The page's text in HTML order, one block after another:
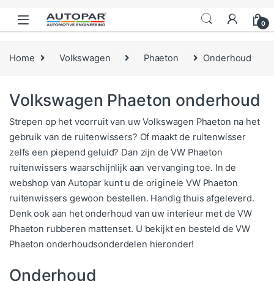
0
Home Volkswagen Phaeton Onderhoud
Volkswagen Phaeton onderhoud
Strepen op het voorruit van uw Volkswagen Phaeton na het
gebruik van de ruitenwissers? Of maakt de ruitenwisser
zelfs een piepend geluid? Dan zijn de VW Phaeton
ruitenwissers waarschijnlijk aan vervanging toe. In de
webshop van Autopar kunt u de originele VW Phaeton
ruitenwissers gewoon bestellen. Handig thuis afgeleverd.
Denk ook aan het onderhoud van uw interieur met de VW
Phaeton rubberen mattenset. U bekijkt en besteld de VW
Phaeton onderhoudsonderdelen hieronder!
Onderhoud